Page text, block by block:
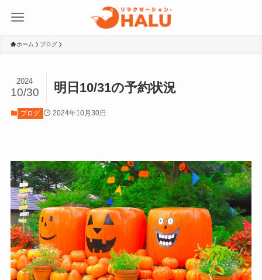
ホーム ブログ
明日10/31の予約状況
2024
10/30
ブログ 2024年10月30日